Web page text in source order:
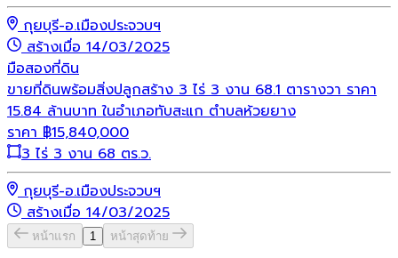
กุยบุรี-อ.เมืองประจวบฯ
สร้างเมื่อ 14/03/2025
มือสองที่ดิน
ขายที่ดินพร้อมสิ่งปลูกสร้าง 3 ไร่ 3 งาน 68.1 ตารางวา ราคา
15.84 ล้านบาท ในอำเภอทับสะแก ตำบลห้วยยาง
ราคา ฿15,840,000
3 ไร่ 3 งาน 68 ตร.ว.
กุยบุรี-อ.เมืองประจวบฯ
สร้างเมื่อ 14/03/2025
หน้าแรก 1 หน้าสุดท้าย